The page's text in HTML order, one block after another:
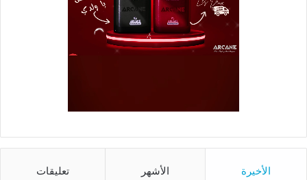
الأخيرة الأشهر تعليقات